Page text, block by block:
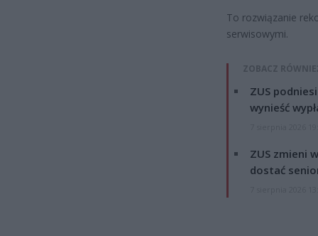
To rozwiązanie
serwisowymi.
ZOBACZ
ZUS
wynieść
ZUS zmieni
dostać